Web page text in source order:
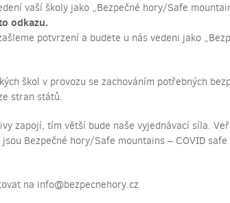
vaší školy jako „Bezpečné hory/Safe
odkazu.
potvrzení a budete u nás vedeni jako
škol v provozu se zachováním potřebných
stran států.
zapojí, tím větší bude naše vyjednávací síla.
Bezpečné hory/Safe mountains – COVID
na info@bezpecnehory.cz